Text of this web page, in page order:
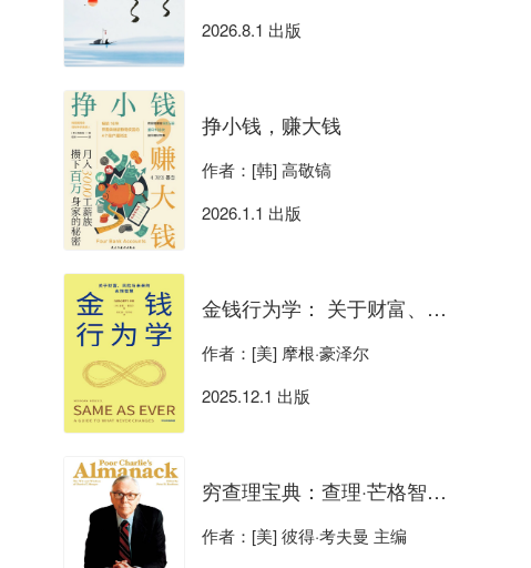
2026.8.1 出版
挣小钱，赚大钱
作者：[韩] 高敬镐
2026.1.1 出版
金钱行为学： 关于财富、风险与未来的永恒智慧
作者：[美] 摩根·豪泽尔
2025.12.1 出版
穷查理宝典：查理·芒格智慧箴言录（全新增订本）
作者：[美] 彼得·考夫曼 主编